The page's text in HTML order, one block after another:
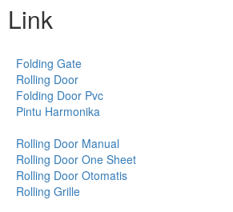
Link
Folding Gate
Rolling Door
Folding Door Pvc
Pintu Harmonika
Rolling Door Manual
Rolling Door One Sheet
Rolling Door Otomatis
Rolling Grille